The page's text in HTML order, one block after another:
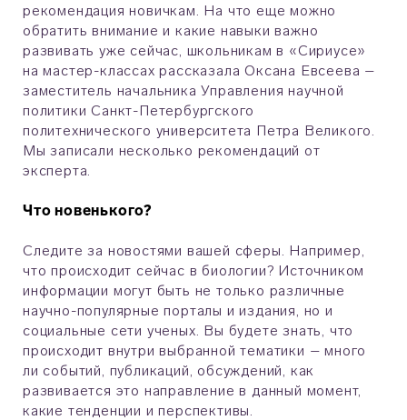
рекомендация новичкам. На что еще можно
обратить внимание и какие навыки важно
развивать уже сейчас, школьникам в «Сириусе»
на мастер-классах рассказала Оксана Евсеева –
заместитель начальника Управления научной
политики Санкт-Петербургского
политехнического университета Петра Великого.
Мы записали несколько рекомендаций от
эксперта.
Что новенького?
Следите за новостями вашей сферы. Например,
что происходит сейчас в биологии? Источником
информации могут быть не только различные
научно-популярные порталы и издания, но и
социальные сети ученых. Вы будете знать, что
происходит внутри выбранной тематики – много
ли событий, публикаций, обсуждений, как
развивается это направление в данный момент,
какие тенденции и перспективы.